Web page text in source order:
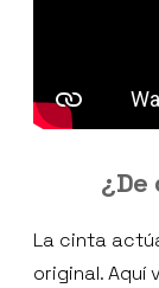
¿De
La cinta
original. Aquí